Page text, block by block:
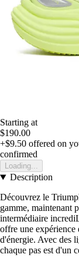
Starting at
$190.00
+$9.50 offered on
confirmed
Loading...
Description
Découvrez le
gamme, maintenant
intermédiaire
offre une expérience
d'énergie. Avec des
chaque pas est d'un